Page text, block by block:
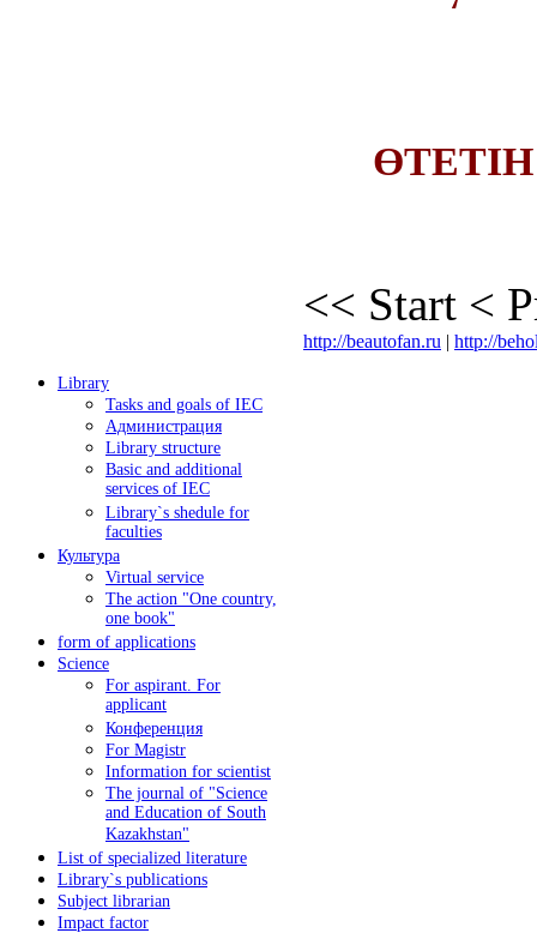
<< Start <
http://beautofan.ru | http://
Library
Tasks and goals of IEC
Администрация
Library structure
Basic and additional
services of IEC
Library`s shedule for
faculties
Культура
Virtual service
The action "One country,
one book"
form of applications
Science
For aspirant. For
applicant
Конференция
For Magistr
Information for sсientist
The journal of "Science
and Education of South
Kazakhstan"
List of specialized literature
Library`s publications
Subject librarian
Impact factor